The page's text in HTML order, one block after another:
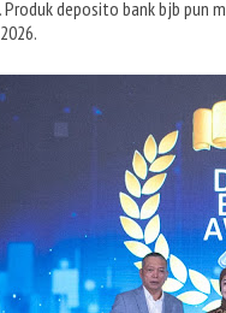
Produk deposito bank bjb pun